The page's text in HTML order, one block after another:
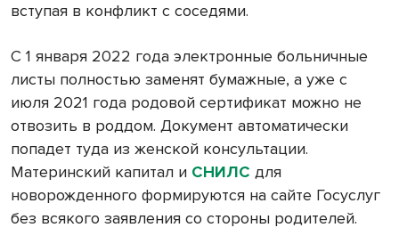
вступая в конфликт с соседями.
С 1 января 2022 года электронные больничные
листы полностью заменят бумажные, а уже с
июля 2021 года родовой сертификат можно не
отвозить в роддом. Документ автоматически
попадет туда из женской консультации.
Материнский капитал и СНИЛС для
новорожденного формируются на сайте Госуслуг
без всякого заявления со стороны родителей.